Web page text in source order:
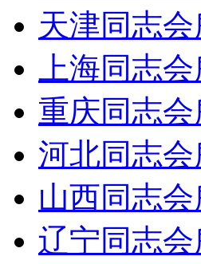
天津同志
上海同志
重庆同志
河北同志
山西同志
辽宁同志